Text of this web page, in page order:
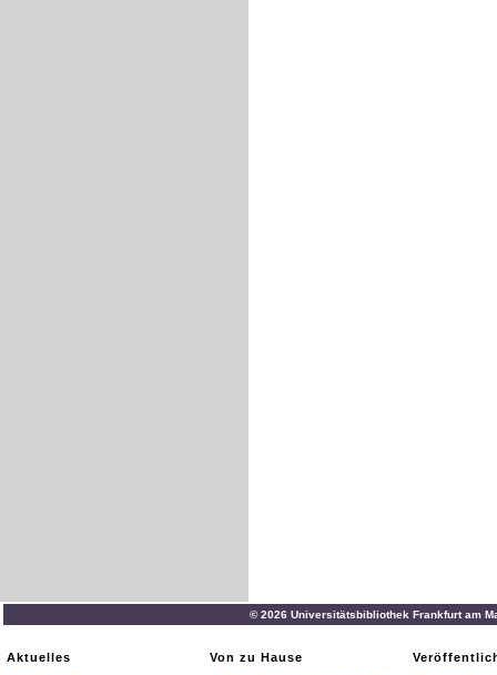
© 2026 Universitätsbibliothek Frankfurt am
Aktuelles
Von zu Hause